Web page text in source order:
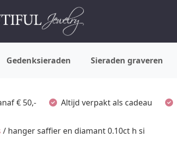
Gedenksieraden Sieraden graveren
€ 50,- Altijd verpakt als cadeau
/ hanger saffier en diamant 0.10ct h si